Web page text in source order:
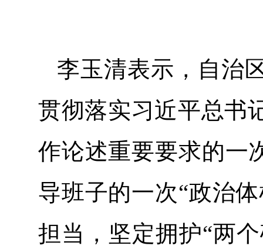
李玉清表示，自治
贯彻落实习近平总书
作论述重要要求的一
导班子的一次“政治
担当，坚定拥护“两